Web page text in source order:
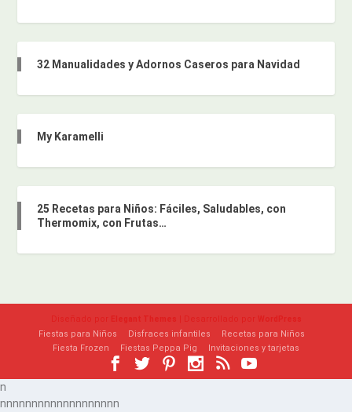
32 Manualidades y Adornos Caseros para Navidad
My Karamelli
25 Recetas para Niños: Fáciles, Saludables, con
Thermomix, con Frutas…
Diseñado por Elegant Themes | Desarrollado por WordPress
Fiestas para Niños Disfraces infantiles
Recetas para Niños
Fiesta Frozen
Fiestas Peppa Pig Invitaciones y tarjetas
n
nnnnnnnnnnnnnnnnnnn